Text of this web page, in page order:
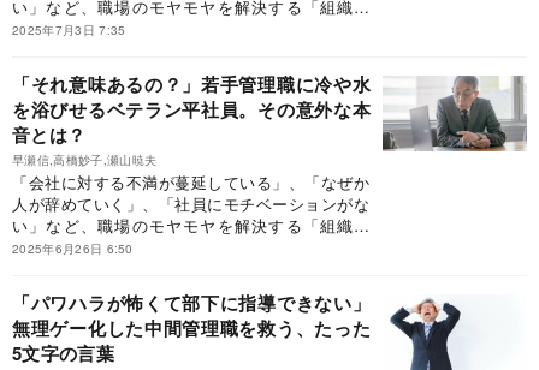
い」など、職場のモヤモヤを解決する「組織開
発」のはじめ方を紹介します。
2025年7月3日 7:35
「それ意味あるの？」若手管理職に冷や水
を浴びせるベテラン平社員。その意外な本
音とは？
早瀬信,高橋妙子,瀬山暁夫
「会社に対する不満が蔓延している」、「なぜか
人が辞めていく」、「社員にモチベーションがな
い」など、職場のモヤモヤを解決する「組織開
発」のはじめ方を紹介します。
2025年6月26日 6:50
「パワハラが怖くて部下に指導できない」
無理ゲー化した中間管理職を救う、たった
5文字の言葉